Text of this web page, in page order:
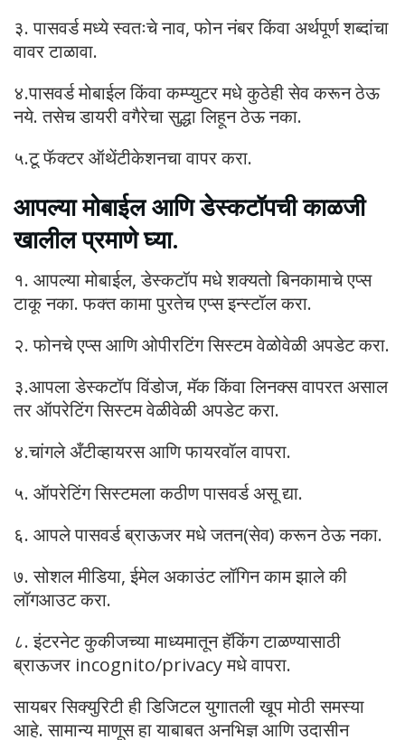
३. पासवर्ड मध्ये स्वतःचे नाव, फोन नंबर किंवा अर्थपूर्ण शब्दांचा
वावर टाळावा.
४.पासवर्ड मोबाईल किंवा कम्प्युटर मधे कुठेही सेव करून ठेऊ
नये. तसेच डायरी वगैरेचा सुद्धा लिहून ठेऊ नका.
५.टू फॅक्टर ऑथेंटीकेशनचा वापर करा.
आपल्या मोबाईल आणि डेस्कटॉपची काळजी
खालील प्रमाणे घ्या.
१. आपल्या मोबाईल, डेस्कटॉप मधे शक्यतो बिनकामाचे एप्स
टाकू नका. फक्त कामा पुरतेच एप्स इन्स्टॉल करा.
२. फोनचे एप्स आणि ओपीरटिंग सिस्टम वेळोवेळी अपडेट करा.
३.आपला डेस्कटॉप विंडोज, मॅक किंवा लिनक्स वापरत असाल
तर ऑपरेटिंग सिस्टम वेळीवेळी अपडेट करा.
४.चांगले अँटीव्हायरस आणि फायरवॉल वापरा.
५. ऑपरेटिंग सिस्टमला कठीण पासवर्ड असू द्या.
६. आपले पासवर्ड ब्राऊजर मधे जतन(सेव) करून ठेऊ नका.
७. सोशल मीडिया, ईमेल अकाउंट लॉगिन काम झाले की
लॉगआउट करा.
८. इंटरनेट कुकीजच्या माध्यमातून हॅकिंग टाळण्यासाठी
ब्राऊजर incognito/privacy मधे वापरा.
सायबर सिक्युरिटी ही डिजिटल युगातली खूप मोठी समस्या
आहे. सामान्य माणूस हा याबाबत अनभिज्ञ आणि उदासीन